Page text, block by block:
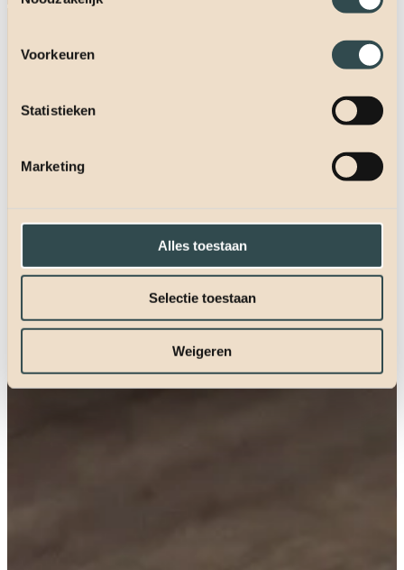
Voorkeuren
Statistieken
Marketing
Alles toestaan
Selectie toestaan
Weigeren